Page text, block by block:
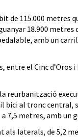
de 115.000 metres
18.900 metres
amb un
el Cinc d’Oros
reurbanització
bici al tronc central,
7,5 metres, amb un
laterals, de 5,2